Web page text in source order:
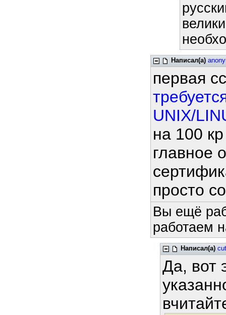
Написал(а)
первая
UNIX/
на 100
главное
просто
Вы ещё
работаем
Написал(а)
Да, вот